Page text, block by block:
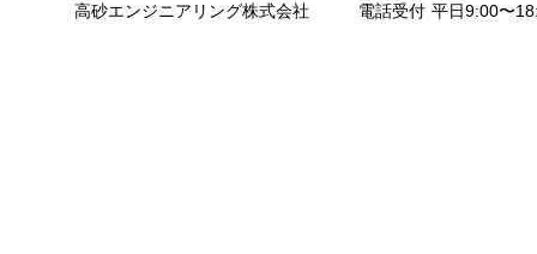
高砂エンジニアリング株式会社 電話受付 平日9:00〜